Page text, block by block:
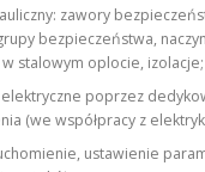
zawory
bezpieczeństwa,
w stalowym oplocie, izolacje;
elektryczne poprzez
(we współpracy z
ustawienie